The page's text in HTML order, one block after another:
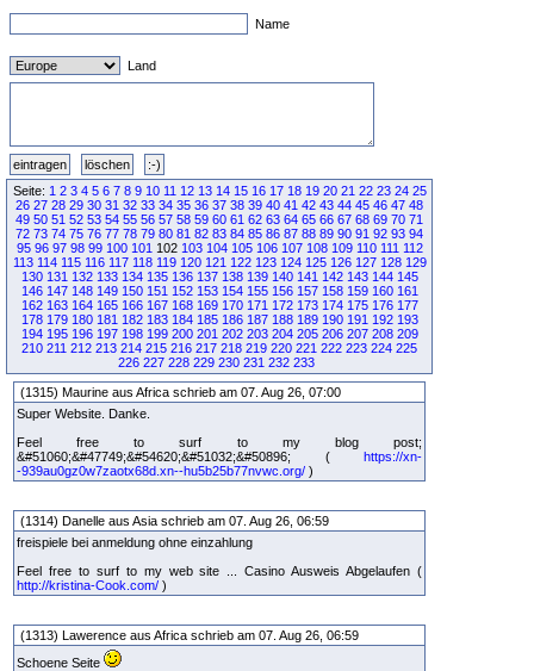
Name
Land
Seite: 1 2 3 4 5 6 7 8 9 10 11 12 13 14 15 16 17 18 19 20 21 22 23 24 25
26 27 28 29 30 31 32 33 34 35 36 37 38 39 40 41 42 43 44 45 46 47 48
49 50 51 52 53 54 55 56 57 58 59 60 61 62 63 64 65 66 67 68 69 70 71
72 73 74 75 76 77 78 79 80 81 82 83 84 85 86 87 88 89 90 91 92 93 94
95 96 97 98 99 100 101 102 103 104 105 106 107 108 109 110 111 112
113 114 115 116 117 118 119 120 121 122 123 124 125 126 127 128 129
130 131 132 133 134 135 136 137 138 139 140 141 142 143 144 145
146 147 148 149 150 151 152 153 154 155 156 157 158 159 160 161
162 163 164 165 166 167 168 169 170 171 172 173 174 175 176 177
178 179 180 181 182 183 184 185 186 187 188 189 190 191 192 193
194 195 196 197 198 199 200 201 202 203 204 205 206 207 208 209
210 211 212 213 214 215 216 217 218 219 220 221 222 223 224 225
226 227 228 229 230 231 232 233
(1315) Maurine aus Africa schrieb am 07. Aug 26, 07:00
Super Website. Danke.
Feel free to surf to my blog post;
&#51060;&#47749;&#54620;&#51032;&#50896; ( https://xn-
-939au0gz0w7zaotx68d.xn--hu5b25b77nvwc.org/ )
(1314) Danelle aus Asia schrieb am 07. Aug 26, 06:59
freispiele bei anmeldung ohne einzahlung
Feel free to surf to my web site ... Casino Ausweis Abgelaufen (
http://kristina-Cook.com/ )
(1313) Lawerence aus Africa schrieb am 07. Aug 26, 06:59
Schoene Seite